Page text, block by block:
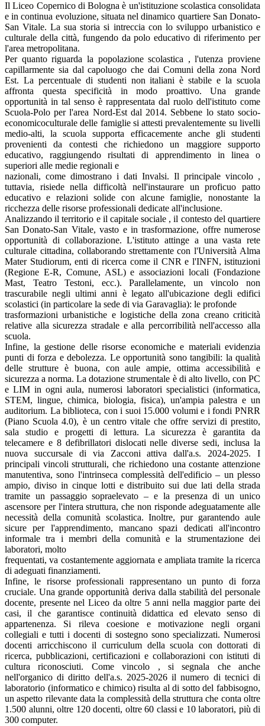
Il Liceo Copernico di Bologna è un'istituzione scolastica consolidata
e in continua evoluzione, situata nel dinamico quartiere San Donato-
San Vitale. La sua storia si intreccia con lo sviluppo urbanistico e
culturale della città, fungendo da polo educativo di riferimento per
l'area metropolitana.
Per quanto riguarda la popolazione scolastica , l'utenza proviene
capillarmente sia dal capoluogo che dai Comuni della zona Nord
Est. La percentuale di studenti non italiani è stabile e la scuola
affronta questa specificità in modo proattivo. Una grande
opportunità in tal senso è rappresentata dal ruolo dell'istituto come
Scuola-Polo per l'area Nord-Est dal 2014. Sebbene lo stato socio-
economicoculturale delle famiglie si attesti prevalentemente su livelli
medio-alti, la scuola supporta efficacemente anche gli studenti
provenienti da contesti che richiedono un maggiore supporto
educativo, raggiungendo risultati di apprendimento in linea o
superiori alle medie regionali e
nazionali, come dimostrano i dati Invalsi. Il principale vincolo ,
tuttavia, risiede nella difficoltà nell'instaurare un proficuo patto
educativo e relazioni solide con alcune famiglie, nonostante la
ricchezza delle risorse professionali dedicate all'inclusione.
Analizzando il territorio e il capitale sociale , il contesto del quartiere
San Donato-San Vitale, vasto e in trasformazione, offre numerose
opportunità di collaborazione. L'istituto attinge a una vasta rete
culturale cittadina, collaborando strettamente con l'Università Alma
Mater Studiorum, enti di ricerca come il CNR e l'INFN, istituzioni
(Regione E-R, Comune, ASL) e associazioni locali (Fondazione
Mast, Teatro Testoni, ecc.). Parallelamente, un vincolo non
trascurabile negli ultimi anni è legato all'ubicazione degli edifici
scolastici (in particolare la sede di via Garavaglia): le profonde
trasformazioni urbanistiche e logistiche della zona creano criticità
relative alla sicurezza stradale e alla percorribilità nell'accesso alla
scuola.
Infine, la gestione delle risorse economiche e materiali evidenzia
punti di forza e debolezza. Le opportunità sono tangibili: la qualità
delle strutture è buona, con aule ampie, ottima accessibilità e
sicurezza a norma. La dotazione strumentale è di alto livello, con PC
e LIM in ogni aula, numerosi laboratori specialistici (informatica,
STEM, lingue, chimica, biologia, fisica), un'ampia palestra e un
auditorium. La biblioteca, con i suoi 15.000 volumi e i fondi PNRR
(Piano Scuola 4.0), è un centro vitale che offre servizi di prestito,
sala studio e progetti di lettura. La sicurezza è garantita da
telecamere e 8 defibrillatori dislocati nelle diverse sedi, inclusa la
nuova succursale di via Zacconi attiva dall'a.s. 2024-2025. I
principali vincoli strutturali, che richiedono una costante attenzione
manutentiva, sono l'intrinseca complessità dell'edificio – un plesso
ampio, diviso in cinque lotti e distribuito sui due lati della strada
tramite un passaggio sopraelevato – e la presenza di un unico
ascensore per l'intera struttura, che non risponde adeguatamente alle
necessità della comunità scolastica. Inoltre, pur garantendo aule
sicure per l'apprendimento, mancano spazi dedicati all'incontro
informale tra i membri della comunità e la strumentazione dei
laboratori, molto
frequentati, va costantemente aggiornata e ampliata tramite la ricerca
di adeguati finanziamenti.
Infine, le risorse professionali rappresentano un punto di forza
cruciale. Una grande opportunità deriva dalla stabilità del personale
docente, presente nel Liceo da oltre 5 anni nella maggior parte dei
casi, il che garantisce continuità didattica ed elevato senso di
appartenenza. Si rileva coesione e motivazione negli organi
collegiali e tutti i docenti di sostegno sono specializzati. Numerosi
docenti arricchiscono il curriculum della scuola con dottorati di
ricerca, pubblicazioni, certificazioni e collaborazioni con istituti di
cultura riconosciuti. Come vincolo , si segnala che anche
nell'organico di diritto dell'a.s. 2025-2026 il numero di tecnici di
laboratorio (informatico e chimico) risulta al di sotto del fabbisogno,
un aspetto rilevante data la complessità della struttura che conta oltre
1.500 alunni, oltre 120 docenti, oltre 60 classi e 10 laboratori, più di
300 computer.